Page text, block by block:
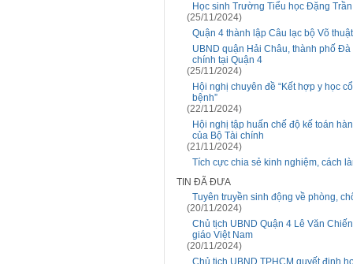
Học sinh Trường Tiểu học Đặng
(25/11/2024)
Quận 4 thành lập Câu lạc bộ Võ
UBND quận Hải Châu, thành phố
chính tại Quận 4
(25/11/2024)
Hội nghị chuyên đề “Kết hợp y học
bệnh”
(22/11/2024)
Hội nghị tập huấn chế độ kế toán
của Bộ Tài chính
(21/11/2024)
Tích cực chia sẻ kinh nghiệm, cách
TIN ĐÃ ĐƯA
Tuyên truyền sinh động về phòng,
(20/11/2024)
Chủ tịch UBND Quận 4 Lê Văn
giáo Việt Nam
(20/11/2024)
Chủ tịch UBND TPHCM quyết định